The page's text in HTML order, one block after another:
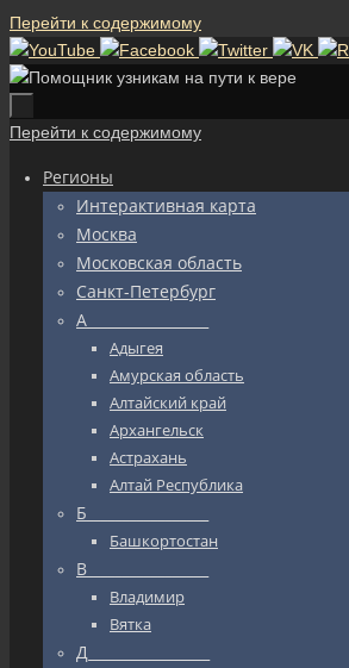
Перейти к содержимому
Перейти к содержимому
Регионы
Интерактивная карта
Москва
Московская область
Санкт-Петербург
А_________________
Адыгея
Амурская область
Алтайский край
Архангельск
Астрахань
Алтай Республика
Б_________________
Башкортостан
В_________________
Владимир
Вятка
Д_________________